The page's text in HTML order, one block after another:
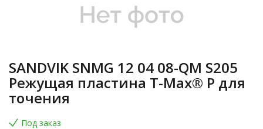
SANDVIK SNMG 12 04 08-QM S205
Режущая пластина T-Max® P для
точения
Под заказ